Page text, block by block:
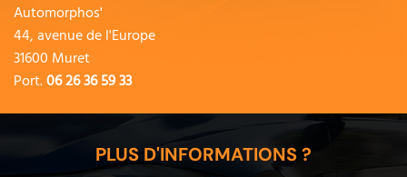
Automorphos'
44, avenue de l'Europe
31600 Muret
Port.06 26 36 59 33
PLUS D'INFORMATIONS ?